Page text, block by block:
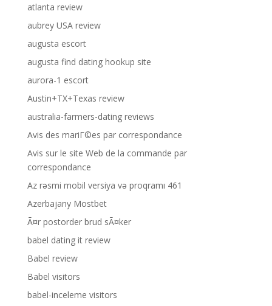
atlanta review
aubrey USA review
augusta escort
augusta find dating hookup site
aurora-1 escort
Austin+TX+Texas review
australia-farmers-dating reviews
Avis des mariГ©es par correspondance
Avis sur le site Web de la commande par
correspondance
Az rəsmi mobil versiya və proqramı 461
Azerbajany Mostbet
Ã¤r postorder brud sÃ¤ker
babel dating it review
Babel review
Babel visitors
babel-inceleme visitors